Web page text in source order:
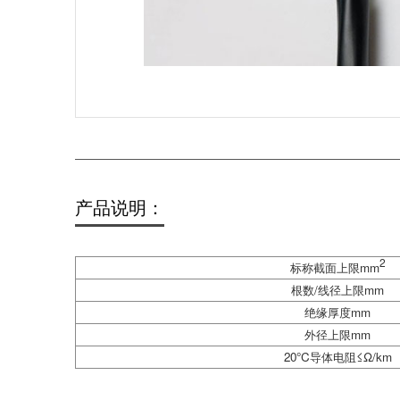
产品说明：
标称截面上限mm2
根数/线径上限mm
绝缘厚度mm
外径上限mm
20°C导体电阻≤Ω/km